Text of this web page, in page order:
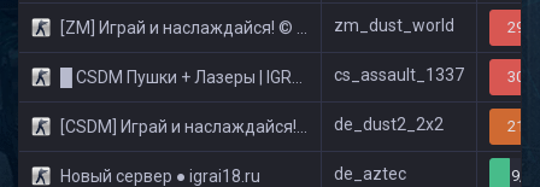
[ZM] Играй и наслаждайся! © Zombie Show zm_dust_world 29/
█ CSDM Пушки + Лазеры | IGRAI18.RU ツ █ cs_assault_1337 30/
[CSDM] Играй и наслаждайся! © Classic de_dust2_2x2 21/
Новый сервер ● igrai18.ru de_aztec 9/